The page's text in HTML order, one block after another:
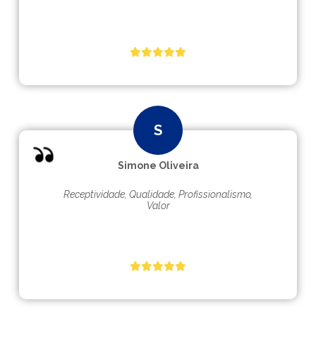
Simone Oliveira
Receptividade, Qualidade, Profissionalismo,
Valor